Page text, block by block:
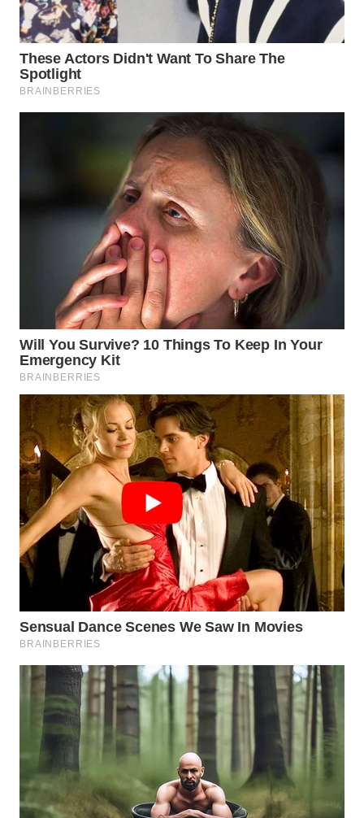
WN
KALTARA
WN
KALSEL
SULSEL
GORONTALO
WN
WN
MALUKU
WN
MALUT
WN
DAIRI
DANAU
WN
WN
LANGKAT
TAPANULI
SELATAN